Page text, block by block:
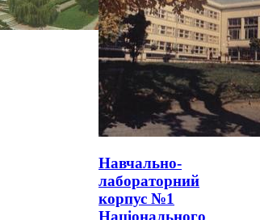
Навчально-
лабораторний
корпус №1